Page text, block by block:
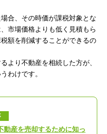
合、その時価が課税対象とな
市場価格よりも低く見積もら
額を削減することができるの
より不動産を相続した方が、
わけです。
動産を売却するために知っ